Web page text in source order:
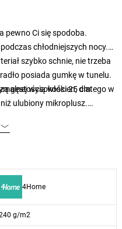
pewno Ci się spodoba.
chłodniejszych nocy.
szybko schnie, nie trzeba
posiada gumkę w tunelu.
wysokości 25 cm.
gęstością włókien, dlatego w
ulubiony mikroplusz.
tym najlepszym wyborem.
się podczas chłodnych
uwierz, że z mikroflanelą
wygodne, a sen jeszcze
4Home
g/m2